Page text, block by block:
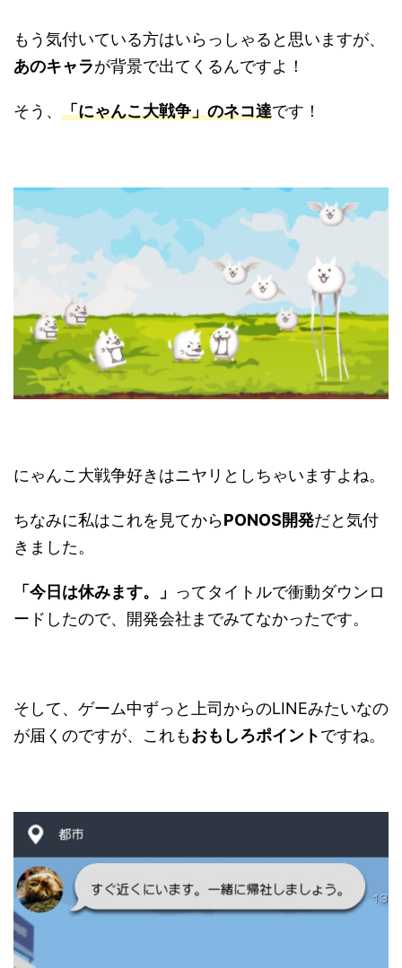
もう気付いている方はいらっしゃると思いますが、
あのキャラが背景で出てくるんですよ！
そう、 「にゃんこ大戦争」のネコ達です！
にゃんこ大戦争好きはニヤリとしちゃいますよね。
ちなみに私はこれを見てからPONOS開発だと気付
きました。
「今日は休みます。」 ってタイトルで衝動ダウンロ
ードしたので、開発会社までみてなかったです。
そして、ゲーム中ずっと上司からのLINEみたいなの
が届くのですが、これもおもしろポイントですね。